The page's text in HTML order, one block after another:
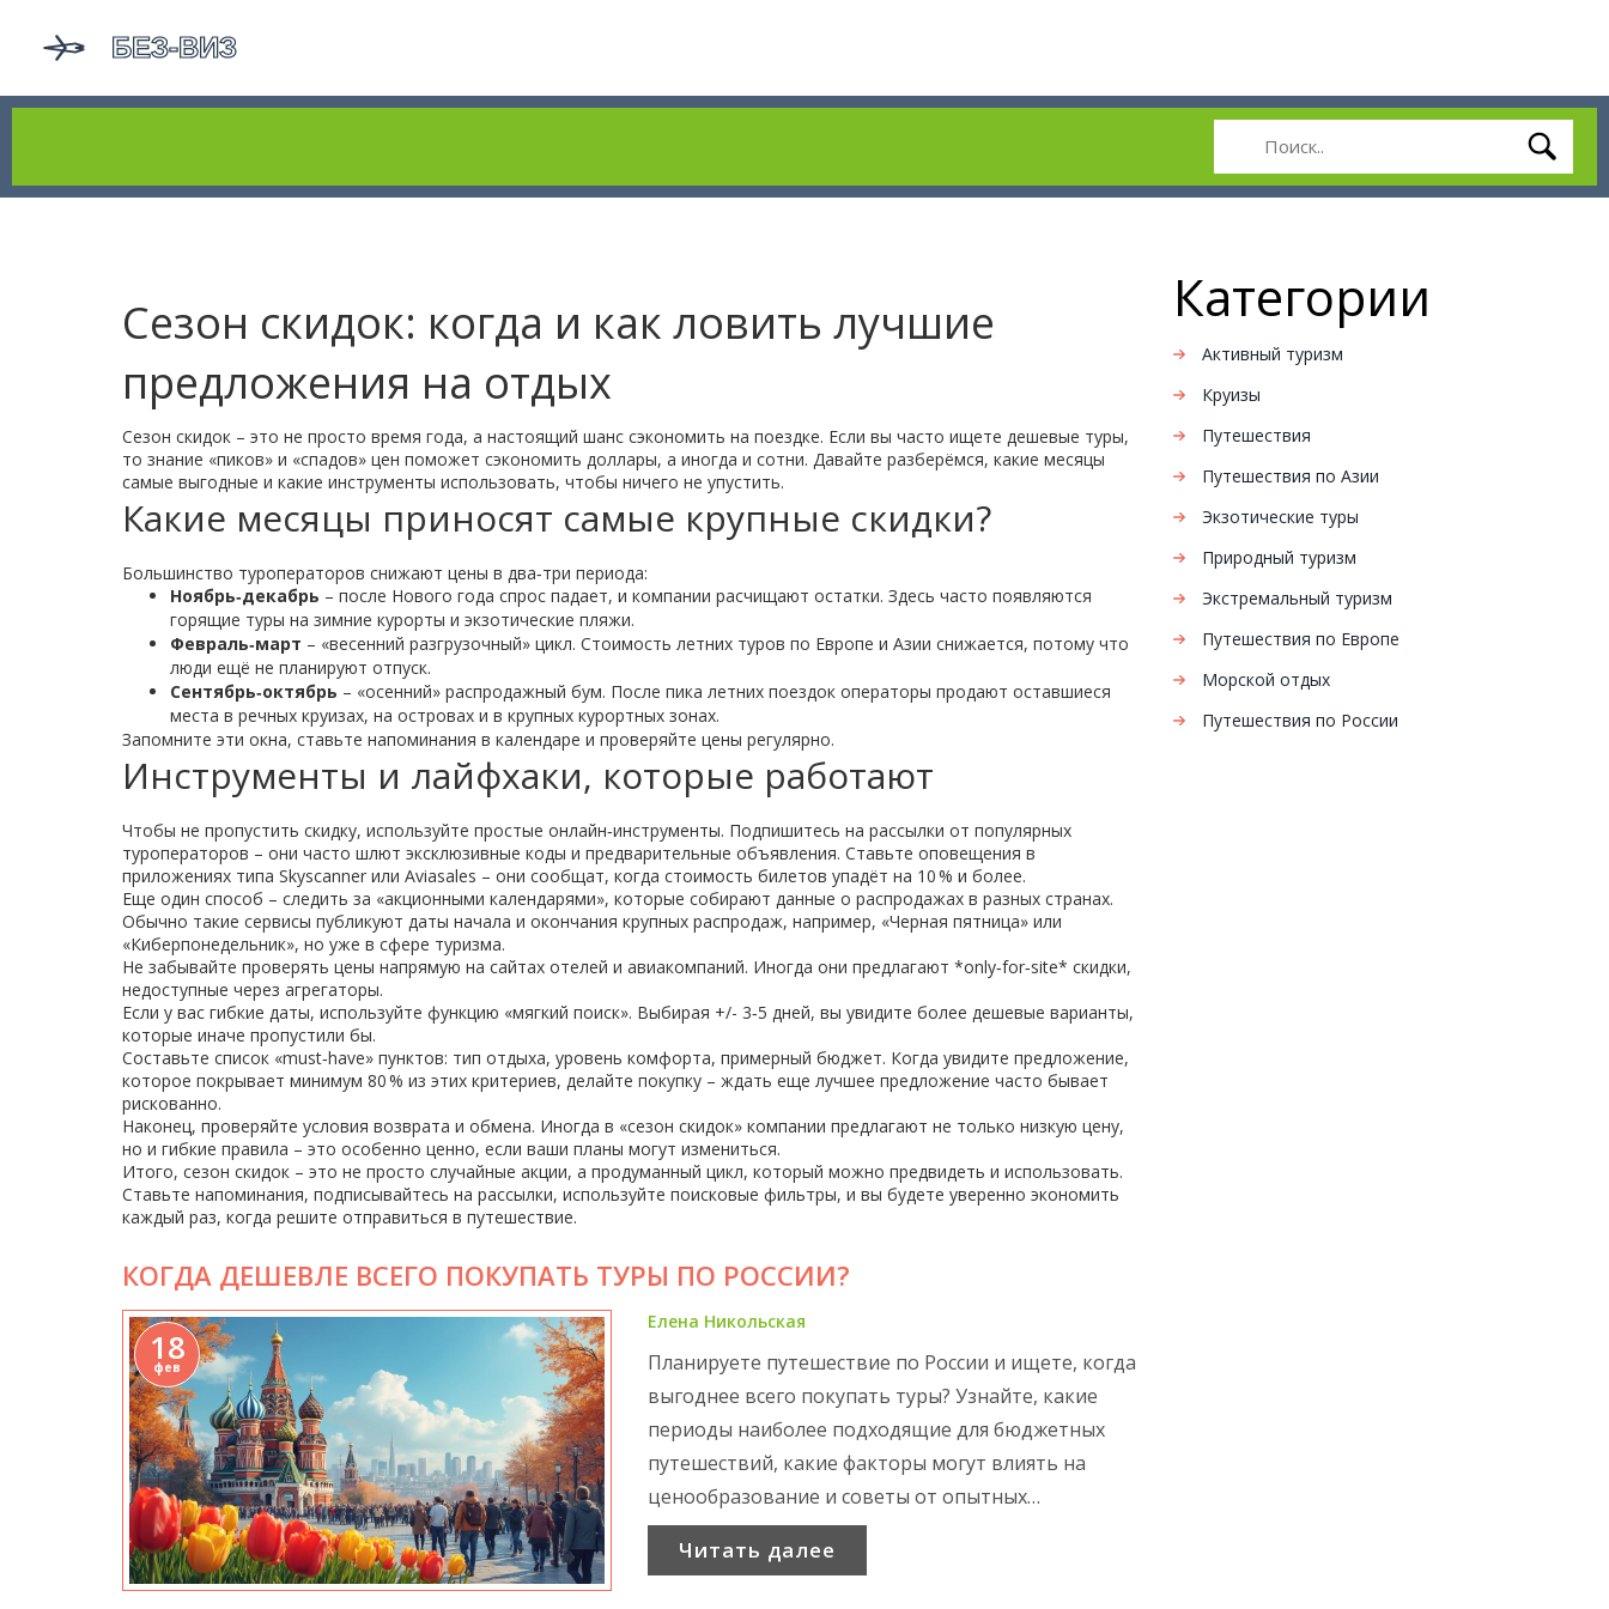
Сезон скидок: когда и как ловить лучшие
предложения на отдых
Сезон скидок – это не просто время года, а настоящий шанс сэкономить на поездке. Если вы часто ищете дешевые туры,
то знание «пиков» и «спадов» цен поможет сэкономить доллары, а иногда и сотни. Давайте разберёмся, какие месяцы
самые выгодные и какие инструменты использовать, чтобы ничего не упустить.
Какие месяцы приносят самые крупные скидки?
Большинство туроператоров снижают цены в два‑три периода:
Ноябрь‑декабрь – после Нового года спрос падает, и компании расчищают остатки. Здесь часто появляются
горящие туры на зимние курорты и экзотические пляжи.
Февраль‑март – «весенний разгрузочный» цикл. Стоимость летних туров по Европе и Азии снижается, потому что
люди ещё не планируют отпуск.
Сентябрь‑октябрь – «осенний» распродажный бум. После пика летних поездок операторы продают оставшиеся
места в речных круизах, на островах и в крупных курортных зонах.
Запомните эти окна, ставьте напоминания в календаре и проверяйте цены регулярно.
Инструменты и лайфхаки, которые работают
Чтобы не пропустить скидку, используйте простые онлайн‑инструменты. Подпишитесь на рассылки от популярных
туроператоров – они часто шлют эксклюзивные коды и предварительные объявления. Ставьте оповещения в
приложениях типа Skyscanner или Aviasales – они сообщат, когда стоимость билетов упадёт на 10 % и более.
Еще один способ – следить за «акционными календарями», которые собирают данные о распродажах в разных странах.
Обычно такие сервисы публикуют даты начала и окончания крупных распродаж, например, «Черная пятница» или
«Киберпонедельник», но уже в сфере туризма.
Не забывайте проверять цены напрямую на сайтах отелей и авиакомпаний. Иногда они предлагают *only‑for‑site* скидки,
недоступные через агрегаторы.
Если у вас гибкие даты, используйте функцию «мягкий поиск». Выбирая +/- 3‑5 дней, вы увидите более дешевые варианты,
которые иначе пропустили бы.
Составьте список «must‑have» пунктов: тип отдыха, уровень комфорта, примерный бюджет. Когда увидите предложение,
которое покрывает минимум 80 % из этих критериев, делайте покупку – ждать еще лучшее предложение часто бывает
рискованно.
Наконец, проверяйте условия возврата и обмена. Иногда в «сезон скидок» компании предлагают не только низкую цену,
но и гибкие правила – это особенно ценно, если ваши планы могут измениться.
Итого, сезон скидок – это не просто случайные акции, а продуманный цикл, который можно предвидеть и использовать.
Ставьте напоминания, подписывайтесь на рассылки, используйте поисковые фильтры, и вы будете уверенно экономить
каждый раз, когда решите отправиться в путешествие.
КОГДА ДЕШЕВЛЕ ВСЕГО ПОКУПАТЬ ТУРЫ ПО РОССИИ?
18
фев
Елена Никольская
Планируете путешествие по России и ищете, когда
выгоднее всего покупать туры? Узнайте, какие
периоды наиболее подходящие для бюджетных
путешествий, какие факторы могут влиять на
ценообразование и советы от опытных
путешественников. Изучая сезонные колебания
цен на туры, вы сможете сэкономить и получить
Читать далее
Категории
Активный туризм
Круизы
Путешествия
Путешествия по Азии
Экзотические туры
Природный туризм
Экстремальный туризм
Путешествия по Европе
Морской отдых
Путешествия по России